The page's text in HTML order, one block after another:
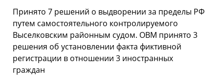
Принято 7 решений о выдворении за пределы РФ
путем самостоятельного контролируемого
Выселковским районным судом. ОВМ принято 3
решения об установлении факта фиктивной
регистрации в отношении 3 иностранных
граждан